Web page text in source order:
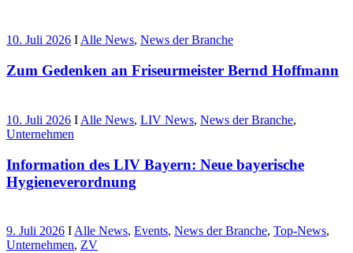
10. Juli 2026 IAlle News, News der Branche
Zum Gedenken an Friseurmeister Bernd Hoffmann
10. Juli 2026 I Alle News, LIV News, News der Branche,
Unternehmen
Information des LIV Bayern: Neue bayerische
Hygieneverordnung
9. Juli 2026 I Alle News, Events, News der Branche, Top-News,
Unternehmen, ZV